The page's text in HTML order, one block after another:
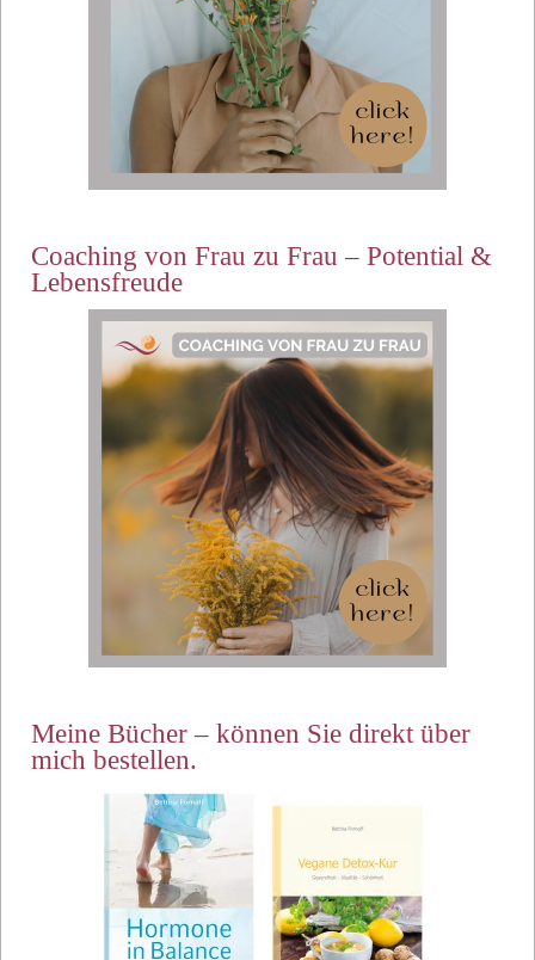
Coaching von Frau zu Frau – Potential &
Lebensfreude
Meine Bücher – können Sie direkt über
mich bestellen.